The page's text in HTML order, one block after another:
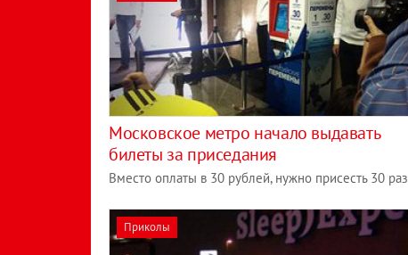
Московское метро начало выдавать
билеты за приседания
Вместо оплаты в 30 рублей, нужно присесть 30 раз
Приколы